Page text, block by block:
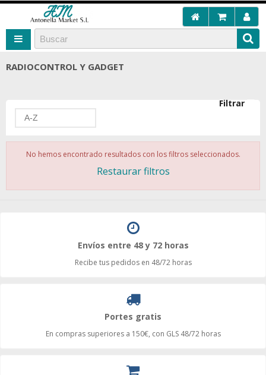
RADIOCONTROL Y GADGET
Filtrar
A-Z
No hemos encontrado resultados con los filtros seleccionados.
Restaurar filtros
Envíos entre 48 y 72 horas
Recibe tus pedidos en 48/72 horas
Portes gratis
En compras superiores a 150€, con GLS 48/72 horas